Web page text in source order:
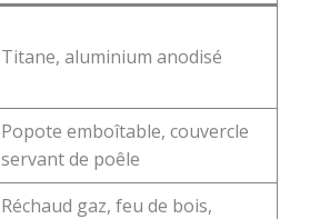
Titane, aluminium anodisé
Popote emboîtable, couvercle
servant de poêle
Réchaud gaz, feu de bois,